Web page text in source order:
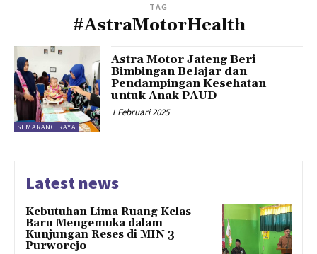
TAG
#AstraMotorHealth
SEMARANG RAYA
Astra Motor Jateng Beri
Bimbingan Belajar dan
Pendampingan Kesehatan
untuk Anak PAUD
1 Februari 2025
Latest news
Kebutuhan Lima Ruang Kelas
Baru Mengemuka dalam
Kunjungan Reses di MIN 3
Purworejo